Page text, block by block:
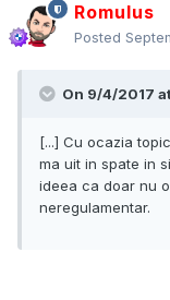
Romulus
Posted
On 9/4/2017
[...] Cu ocazia
ma uit in spate in
ideea ca doar nu o
neregulamentar.